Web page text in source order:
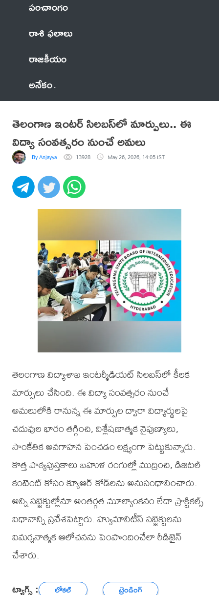
పంచాంగం
రాశి ఫలాలు
రాజకీయం
అనేకం
తెలంగాణ ఇంటర్ సిలబస్‌లో మార్పులు.. ఈ
విద్యా సంవత్సరం నుంచే అమలు
By Anjayya 13928 May 26, 2026, 14:05 IST
తెలంగాణ విద్యాశాఖ ఇంటర్మీడియట్ సిలబస్‌లో కీలక
మార్పులు చేసింది. ఈ విద్యా సంవత్సరం నుంచే
అమలులోకి రానున్న ఈ మార్పుల ద్వారా విద్యార్థులపై
చదువుల భారం తగ్గించి, విశ్లేషణాత్మక నైపుణ్యాలు,
సాంకేతిక అవగాహన పెంచడం లక్ష్యంగా పెట్టుకున్నారు.
కొత్త పాఠ్యపుస్తకాలు బహుళ రంగుల్లో ముద్రించి, డిజిటల్
కంటెంట్ కోసం క్యూఆర్ కోడ్‌లను అనుసంధానించారు.
అన్ని సబ్జెక్టుల్లోనూ అంతర్గత మూల్యాంకనం లేదా ప్రాక్టికల్స్
విధానాన్ని ప్రవేశపెట్టారు. హ్యుమానిటీస్ సబ్జెక్టులను
విమర్శనాత్మక ఆలోచనను పెంపొందించేలా రీడిజైన్
చేశారు.
ట్యాగ్స్ : లోకల్ ట్రెండింగ్